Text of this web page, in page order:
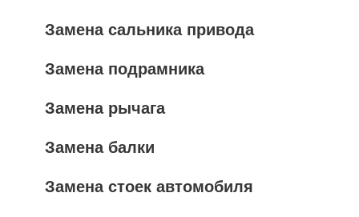
Замена сальника привода
Замена подрамника
Замена рычага
Замена балки
Замена стоек автомобиля